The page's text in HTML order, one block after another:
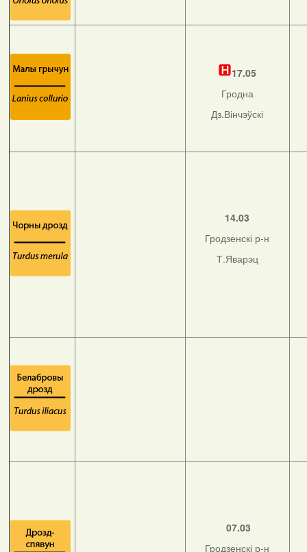
17.05
Гродна
Дз.Вінчэўскі
14.03
Гродзенскі р-н
Т.Яварэц
07.03
Гродзенскі р-н